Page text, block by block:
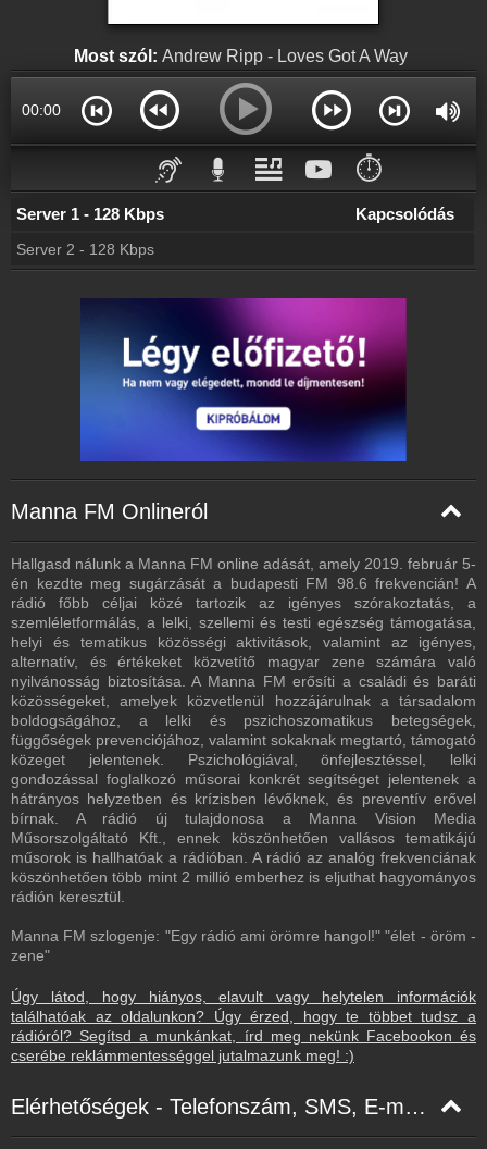
Rádió beágyazás
Ágyazd be weboldaladba
Készítés lépésről lépésre
Most szól: Andrew Ripp - Loves Got A Way
00:00
⏱️
Server 1 - 128 Kbps Kapcsolódás
Server 2 - 128 Kbps
Manna FM Onlineról
Hallgasd nálunk a Manna FM online adását, amely 2019. február 5-
én kezdte meg sugárzását a budapesti FM 98.6 frekvencián! A
rádió főbb céljai közé tartozik az igényes szórakoztatás, a
szemléletformálás, a lelki, szellemi és testi egészség támogatása,
helyi és tematikus közösségi aktivitások, valamint az igényes,
alternatív, és értékeket közvetítő magyar zene számára való
nyilvánosság biztosítása. A Manna FM erősíti a családi és baráti
közösségeket, amelyek közvetlenül hozzájárulnak a társadalom
boldogságához, a lelki és pszichoszomatikus betegségek,
függőségek prevenciójához, valamint sokaknak megtartó, támogató
közeget jelentenek. Pszichológiával, önfejlesztéssel, lelki
gondozással foglalkozó műsorai konkrét segítséget jelentenek a
hátrányos helyzetben és krízisben lévőknek, és preventív erővel
bírnak. A rádió új tulajdonosa a Manna Vision Media
Műsorszolgáltató Kft., ennek köszönhetően vallásos tematikájú
műsorok is hallhatóak a rádióban. A rádió az analóg frekvenciának
köszönhetően több mint 2 millió emberhez is eljuthat hagyományos
rádión keresztül.
Manna FM szlogenje: "Egy rádió ami örömre hangol!" "élet - öröm -
zene"
Úgy látod, hogy hiányos, elavult vagy helytelen információk
találhatóak az oldalunkon? Úgy érzed, hogy te többet tudsz a
rádióról? Segítsd a munkánkat, írd meg nekünk Facebookon és
cserébe reklámmentességgel jutalmazunk meg! :)
Elérhetőségek - Telefonszám, SMS, E-mail, Facebook